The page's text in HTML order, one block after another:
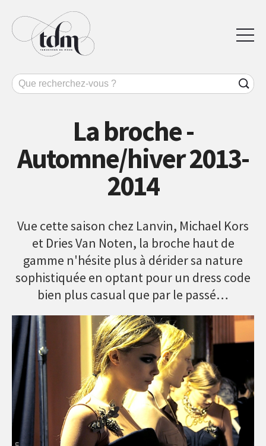
La broche -
Automne/hiver 2013-
2014
Vue cette saison chez Lanvin, Michael Kors
et Dries Van Noten, la broche haut de
gamme n'hésite plus à dérider sa nature
sophistiquée en optant pour un dress code
bien plus casual que par le passé…